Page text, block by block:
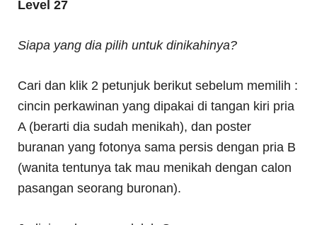
Level 27
Siapa yang dia pilih untuk dinikahinya?
Cari dan klik 2 petunjuk berikut sebelum memilih :
cincin perkawinan yang dipakai di tangan kiri pria
A (berarti dia sudah menikah), dan poster
buranan yang fotonya sama persis dengan pria B
(wanita tentunya tak mau menikah dengan calon
pasangan seorang buronan).